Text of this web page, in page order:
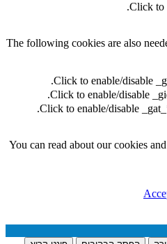
Click to
The following cookies are also
Click to enable/disable
Click to enable/disable
Click to enable/disable
You can read about our cookies